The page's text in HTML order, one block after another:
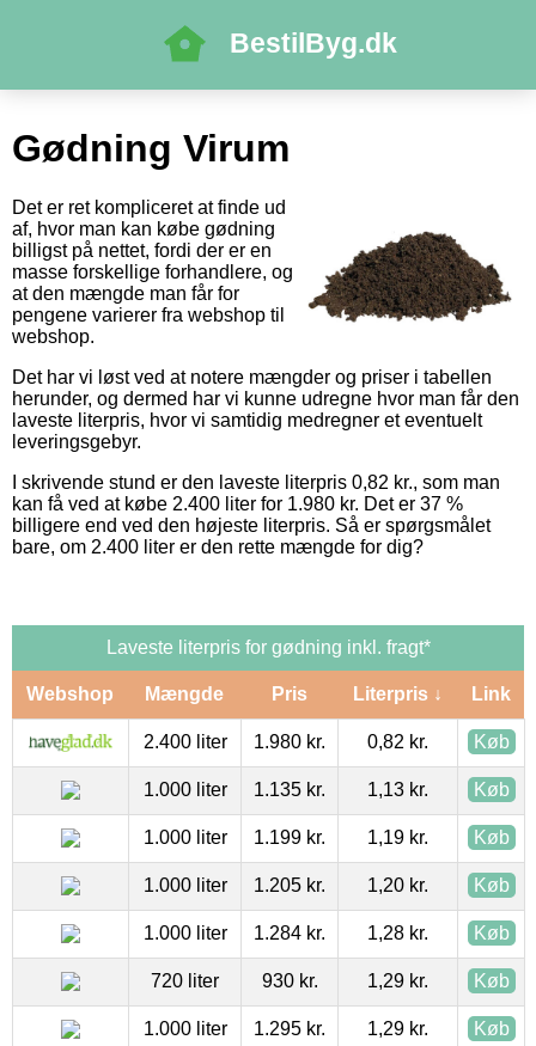
BestilByg.dk
Gødning Virum
Det er ret kompliceret at finde ud
af, hvor man kan købe gødning
billigst på nettet, fordi der er en
masse forskellige forhandlere, og
at den mængde man får for
pengene varierer fra webshop til
webshop.
Det har vi løst ved at notere mængder og priser i tabellen
herunder, og dermed har vi kunne udregne hvor man får den
laveste literpris, hvor vi samtidig medregner et eventuelt
leveringsgebyr.
I skrivende stund er den laveste literpris 0,82 kr., som man
kan få ved at købe 2.400 liter for 1.980 kr. Det er 37 %
billigere end ved den højeste literpris. Så er spørgsmålet
bare, om 2.400 liter er den rette mængde for dig?
Laveste literpris for gødning inkl. fragt*
Webshop Mængde Pris Literpris ↓ Link
2.400 liter 1.980 kr. 0,82 kr. Køb
1.000 liter 1.135 kr. 1,13 kr. Køb
1.000 liter 1.199 kr. 1,19 kr. Køb
1.000 liter 1.205 kr. 1,20 kr. Køb
1.000 liter 1.284 kr. 1,28 kr. Køb
720 liter 930 kr. 1,29 kr. Køb
1.000 liter 1.295 kr. 1,29 kr. Køb